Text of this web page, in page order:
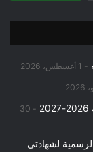
1 أغسطس، 2026
30
لشهادتي